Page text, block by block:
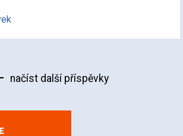
načíst další příspěvky